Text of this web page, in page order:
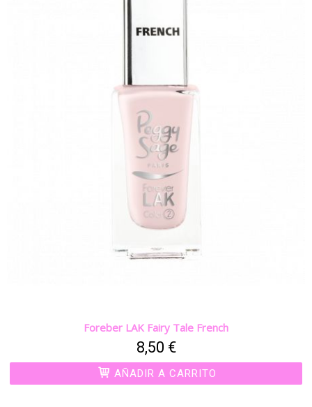
Foreber LAK Fairy Tale French
8,50 €
AÑADIR A CARRITO